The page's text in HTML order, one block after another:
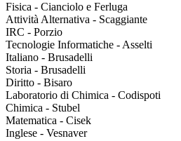
Fisica - Cianciolo e Ferluga
Attività Alternativa - Scaggiante
IRC - Porzio
Tecnologie Informatiche - Asselti
Italiano - Brusadelli
Storia - Brusadelli
Diritto - Bisaro
Laboratorio di Chimica - Codispoti
Chimica - Stubel
Matematica - Cisek
Inglese - Vesnaver